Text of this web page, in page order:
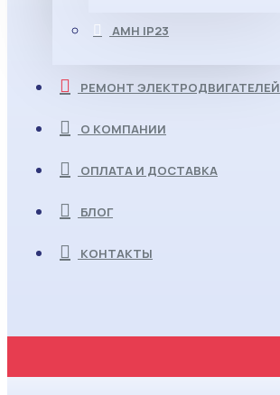
АМН IP23
РЕМОНТ ЭЛЕКТРОДВИГАТЕЛЕЙ
О КОМПАНИИ
ОПЛАТА И ДОСТАВКА
БЛОГ
КОНТАКТЫ